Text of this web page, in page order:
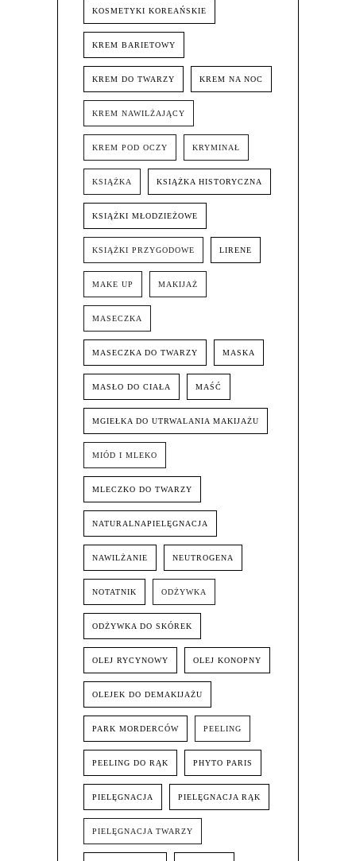
KOSMETYKI KOREAŃSKIE
KREM BARIETOWY
KREM DO TWARZY KREM NA NOC
KREM NAWILŻAJĄCY
KREM POD OCZY KRYMINAŁ
KSIĄŻKA KSIĄŻKA HISTORYCZNA
KSIĄŻKI MŁODZIEŻOWE
KSIĄŻKI PRZYGODOWE LIRENE
MAKE UP MAKIJAŻ
MASECZKA
MASECZKA DO TWARZY MASKA
MASŁO DO CIAŁA MAŚĆ
MGIEŁKA DO UTRWALANIA MAKIJAŻU
MIÓD I MLEKO
MLECZKO DO TWARZY
NATURALNAPIELĘGNACJA
NAWILŻANIE NEUTROGENA
NOTATNIK ODŻYWKA
ODŻYWKA DO SKÓREK
OLEJ RYCYNOWY OLEJ KONOPNY
OLEJEK DO DEMAKIJAŻU
PARK MORDERCÓW PEELING
PEELING DO RĄK PHYTO PARIS
PIELĘGNACJA PIELĘGNACJA RĄK
PIELĘGNACJA TWARZY